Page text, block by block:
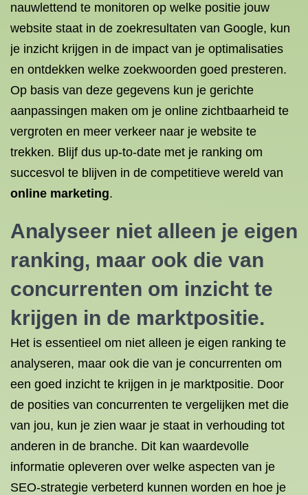
nauwlettend te monitoren op welke positie jouw
website staat in de zoekresultaten van Google, kun
je inzicht krijgen in de impact van je optimalisaties
en ontdekken welke zoekwoorden goed presteren.
Op basis van deze gegevens kun je gerichte
aanpassingen maken om je online zichtbaarheid te
vergroten en meer verkeer naar je website te
trekken. Blijf dus up-to-date met je ranking om
succesvol te blijven in de competitieve wereld van
online marketing.
Analyseer niet alleen je eigen
ranking, maar ook die van
concurrenten om inzicht te
krijgen in de marktpositie.
Het is essentieel om niet alleen je eigen ranking te
analyseren, maar ook die van je concurrenten om
een goed inzicht te krijgen in je marktpositie. Door
de posities van concurrenten te vergelijken met die
van jou, kun je zien waar je staat in verhouding tot
anderen in de branche. Dit kan waardevolle
informatie opleveren over welke aspecten van je
SEO-strategie verbeterd kunnen worden en hoe je